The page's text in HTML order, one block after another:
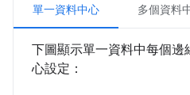
單一資料中心 多個資料
下圖顯示單一資料中每個邊
心設定：